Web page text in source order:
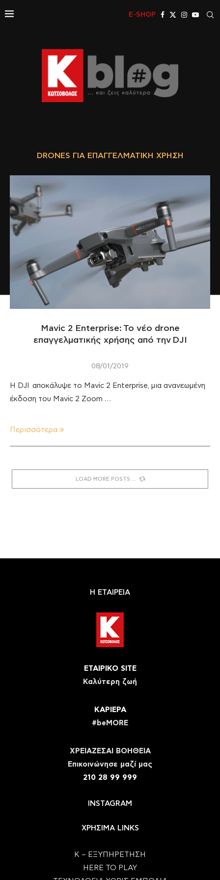
E-SHOP
DRONES ΓΙΑ ΕΠΑΓΓΕΛΜΑΤΙΚΉ ΧΡΉΣΗ
Mavic 2 Enterprise: Το νέο drone
επαγγελματικής χρήσης από την DJI
08/01/2019
Η DJI αποκάλυψε το Mavic 2 Enterprise, μια ανανεωμένη
έκδοση του Mavic 2 Zoom …
Περισσότερα
LOAD MORE POSTS
Η ΕΤΑΙΡΕΙΑ
ΕΤΑΙΡΙΚΟ SITE
Καλύτερη ζωή
ΚΑΡΙΕΡΑ
#beMORE
ΧΡΕΙΑΖΕΣΑΙ ΒΟΗΘΕΙΑ
Eπικοινώνησε μαζί μας
210 28 99 999
INSTAGRAM
ΧΡΗΣΙΜΑ LINKS
Κ – ΕΞΥΠΗΡΕΤΗΣΗ
HERE TO PLAY